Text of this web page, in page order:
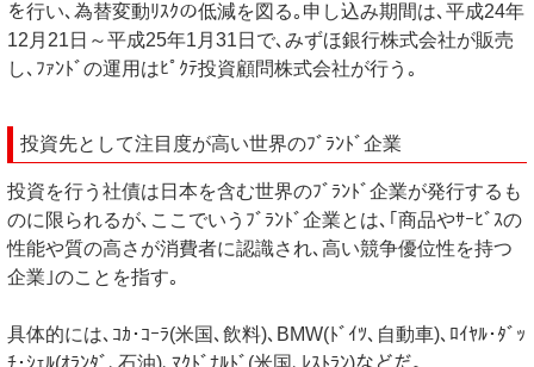
を行い､為替変動ﾘｽｸの低減を図る｡申し込み期間は､平成24年
12月21日～平成25年1月31日で､みずほ銀行株式会社が販売
し､ﾌｧﾝﾄﾞの運用はﾋﾟｸﾃ投資顧問株式会社が行う｡
投資先として注目度が高い世界のﾌﾞﾗﾝﾄﾞ企業
投資を行う社債は日本を含む世界のﾌﾞﾗﾝﾄﾞ企業が発行するも
のに限られるが､ここでいうﾌﾞﾗﾝﾄﾞ企業とは､｢商品やｻｰﾋﾞｽの
性能や質の高さが消費者に認識され､高い競争優位性を持つ
企業｣のことを指す｡
具体的には､ｺｶ･ｺｰﾗ(米国､飲料)､BMW(ﾄﾞｲﾂ､自動車)､ﾛｲﾔﾙ･ﾀﾞｯ
ﾁ･ｼｪﾙ(ｵﾗﾝﾀﾞ､石油)､ﾏｸﾄﾞﾅﾙﾄﾞ(米国､ﾚｽﾄﾗﾝ)などだ｡